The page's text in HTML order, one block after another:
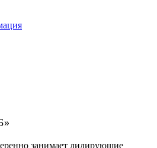
занимает лидирующие